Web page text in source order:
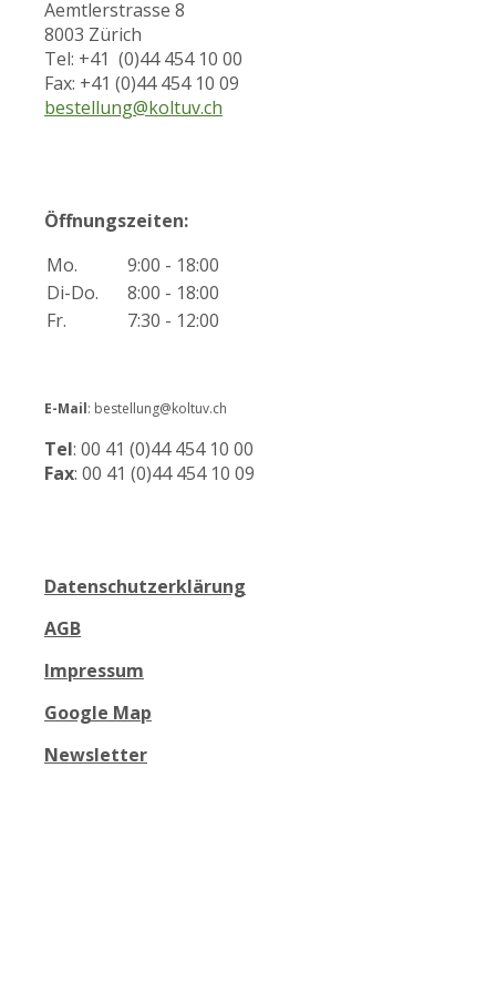
Aemtlerstrasse 8
8003 Zürich
Tel: +41 (0)44 454 10 00
Fax: +41 (0)44 454 10 09
bestellung@koltuv.ch
Öffnungszeiten:
Mo.
9:00 - 18:00
Di-Do.
8:00 - 18:00
Fr.
7:30 - 12:00
E-Mail: bestellung@koltuv.ch
Tel: 00 41 (0)44 454 10 00
Fax: 00 41 (0)44 454 10 09
Datenschutzerklärung
AGB
Impressum
Google Map
Newsletter